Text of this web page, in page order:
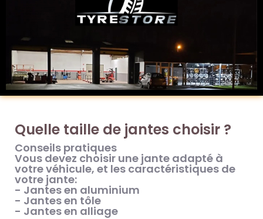
Quelle taille de jantes choisir ?
Conseils pratiques
Vous devez choisir une jante adapté à
votre véhicule, et les caractéristiques de
votre jante:
- Jantes en aluminium
- Jantes en tôle
- Jantes en alliage